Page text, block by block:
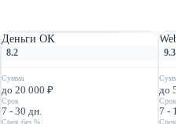
Деньги ОК
8.2
Сумма
до 20 000 ₽
Срок
7 - 30 дн.
Срок без %
9.3
Сумма
до 5
Срок
7 -
Срок